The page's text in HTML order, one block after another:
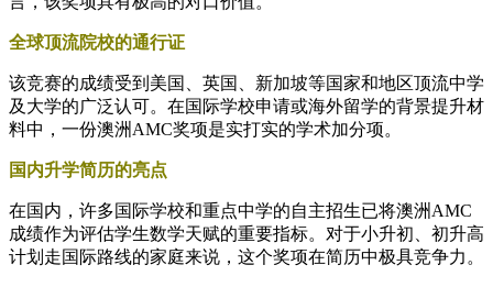
全球顶流院校的通行证
该竞赛的成绩受到美国、英国、新加坡等国家和地区顶流中学
及大学的广泛认可。在国际学校申请或海外留学的背景提升材
料中，一份澳洲AMC奖项是实打实的学术加分项。
国内升学简历的亮点
在国内，许多国际学校和重点中学的自主招生已将澳洲AMC
成绩作为评估学生数学天赋的重要指标。对于小升初、初升高
计划走国际路线的家庭来说，这个奖项在简历中极具竞争力。